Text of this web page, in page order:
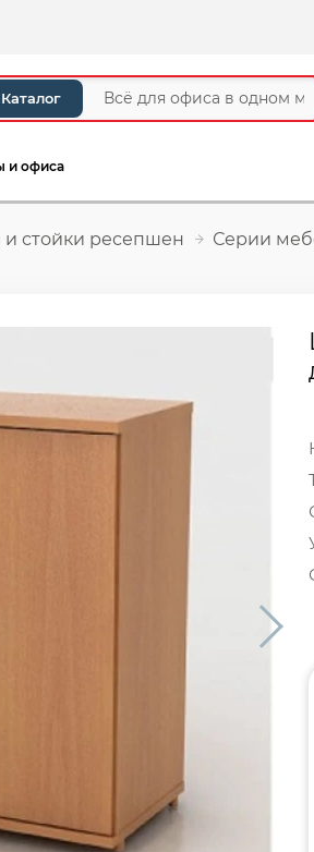
Каталог
и офиса
стойки ресепшен
Серии